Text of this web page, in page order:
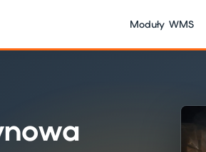
Moduły WMS